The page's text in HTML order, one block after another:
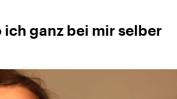
ich ganz bei mir selber